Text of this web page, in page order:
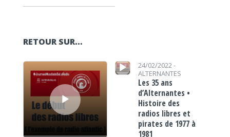
RETOUR SUR…
Lecteur audio
Lecteur audio
24/02/2022 -
ALTERNANTES
Les 35 ans
d’Alternantes •
Histoire des
radios libres et
pirates de 1977 à
1981